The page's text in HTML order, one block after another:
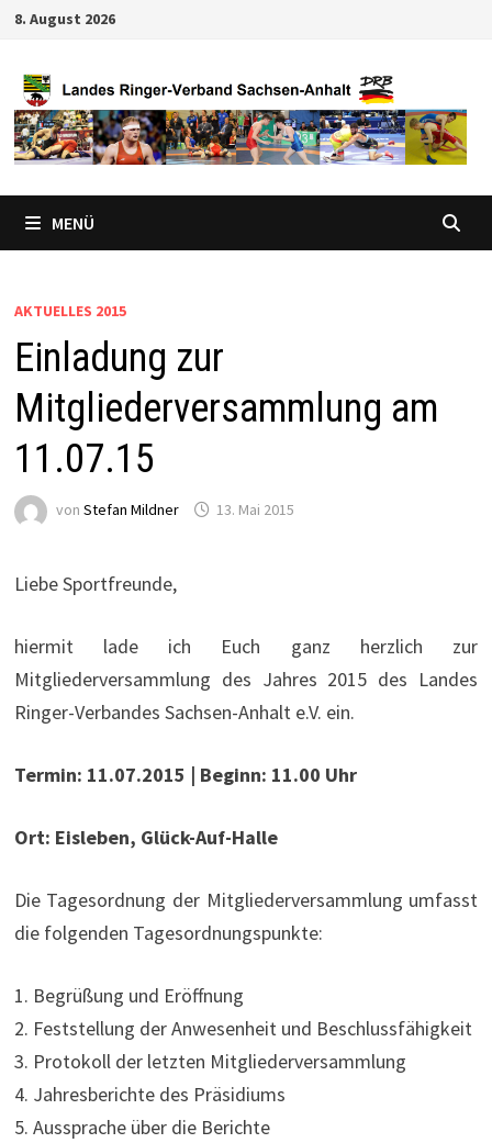
Zum
springen
8. August 2026
MENÜ
AKTUELLES 2015
Einladung zur
Mitgliederversammlung am
11.07.15
von Stefan Mildner 13. Mai 2015
Liebe Sportfreunde,
hiermit lade ich Euch ganz herzlich zur
Mitgliederversammlung des Jahres 2015 des Landes
Ringer-Verbandes Sachsen-Anhalt e.V. ein.
Termin: 11.07.2015 | Beginn: 11.00 Uhr
Ort: Eisleben, Glück-Auf-Halle
Die Tagesordnung der Mitgliederversammlung umfasst
die folgenden Tagesordnungspunkte:
1. Begrüßung und Eröffnung
2. Feststellung der Anwesenheit und Beschlussfähigkeit
3. Protokoll der letzten Mitgliederversammlung
4. Jahresberichte des Präsidiums
5. Aussprache über die Berichte